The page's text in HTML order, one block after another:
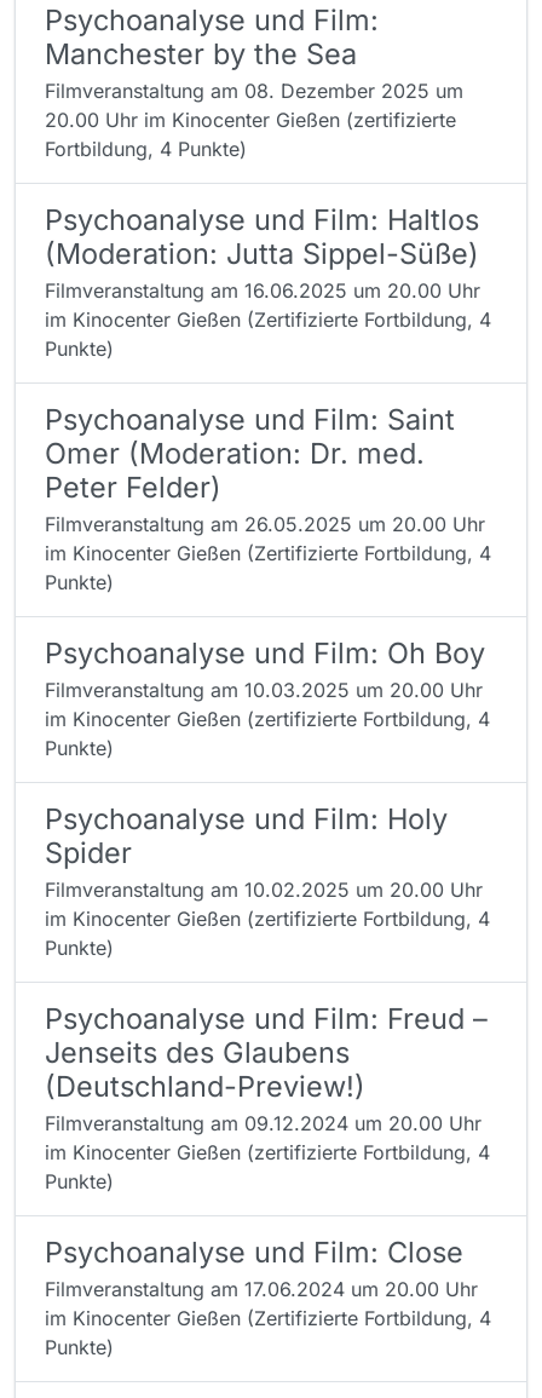
Psychoanalyse und Film:
Manchester by the Sea
Filmveranstaltung am 08. Dezember 2025 um
20.00 Uhr im Kinocenter Gießen (zertifizierte
Fortbildung, 4 Punkte)
Psychoanalyse und Film: Haltlos
(Moderation: Jutta Sippel-Süße)
Filmveranstaltung am 16.06.2025 um 20.00 Uhr
im Kinocenter Gießen (Zertifizierte Fortbildung, 4
Punkte)
Psychoanalyse und Film: Saint
Omer (Moderation: Dr. med.
Peter Felder)
Filmveranstaltung am 26.05.2025 um 20.00 Uhr
im Kinocenter Gießen (Zertifizierte Fortbildung, 4
Punkte)
Psychoanalyse und Film: Oh Boy
Filmveranstaltung am 10.03.2025 um 20.00 Uhr
im Kinocenter Gießen (zertifizierte Fortbildung, 4
Punkte)
Psychoanalyse und Film: Holy
Spider
Filmveranstaltung am 10.02.2025 um 20.00 Uhr
im Kinocenter Gießen (zertifizierte Fortbildung, 4
Punkte)
Psychoanalyse und Film: Freud –
Jenseits des Glaubens
(Deutschland-Preview!)
Filmveranstaltung am 09.12.2024 um 20.00 Uhr
im Kinocenter Gießen (zertifizierte Fortbildung, 4
Punkte)
Psychoanalyse und Film: Close
Filmveranstaltung am 17.06.2024 um 20.00 Uhr
im Kinocenter Gießen (Zertifizierte Fortbildung, 4
Punkte)